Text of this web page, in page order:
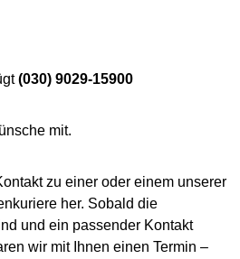
(030) 9029-15900
mit.
zu einer oder einem unserer
her. Sobald die
und ein passender Kontakt
wir mit Ihnen einen Termin –